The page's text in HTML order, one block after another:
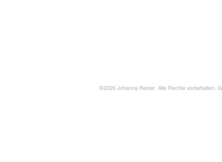
©2026 Johanna Reiner. Alle Rechte vorbehalten.